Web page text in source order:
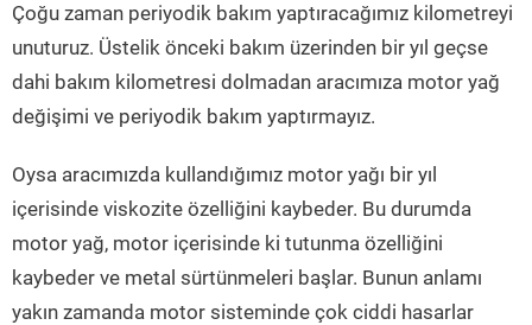
Çoğu zaman periyodik bakım yaptıracağımız kilometreyi
unuturuz. Üstelik önceki bakım üzerinden bir yıl geçse
dahi bakım kilometresi dolmadan aracımıza motor yağ
değişimi ve periyodik bakım yaptırmayız.
Oysa aracımızda kullandığımız motor yağı bir yıl
içerisinde viskozite özelliğini kaybeder. Bu durumda
motor yağ, motor içerisinde ki tutunma özelliğini
kaybeder ve metal sürtünmeleri başlar. Bunun anlamı
yakın zamanda motor sisteminde çok ciddi hasarlar